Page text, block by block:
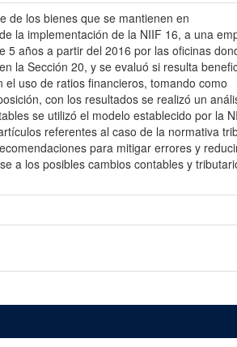
de los bienes que se mantienen en
la implementación de la NIIF 16, a una
5 años a partir del 2016 por las oficinas
la Sección 20, y se evaluó si resulta
uso de ratios financieros, tomando como
con los resultados se realizó un
se utilizó el modelo establecido por la
referentes al caso de la normativa
para mitigar errores y
a los posibles cambios contables y